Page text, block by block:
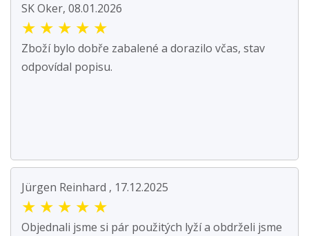
SK Oker, 08.01.2026
★ ★ ★ ★ ★
Zboží bylo dobře zabalené a dorazilo včas, stav
odpovídal popisu.
Jürgen Reinhard , 17.12.2025
★ ★ ★ ★ ★
Objednali jsme si pár použitých lyží a obdrželi jsme